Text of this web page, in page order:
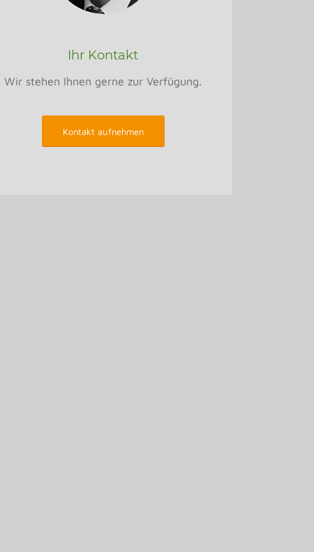
Ihr Kontakt
Wir stehen Ihnen gerne zur Verfügung.
Kontakt aufnehmen